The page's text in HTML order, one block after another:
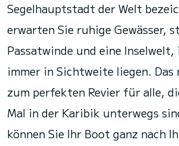
Segelhauptstadt der Welt
erwarten Sie ruhige Gewässer,
Passatwinde und eine Inselwelt,
immer in Sichtweite liegen. Das
zum perfekten Revier für alle,
Mal in der Karibik unterwegs
können Sie Ihr Boot ganz nach